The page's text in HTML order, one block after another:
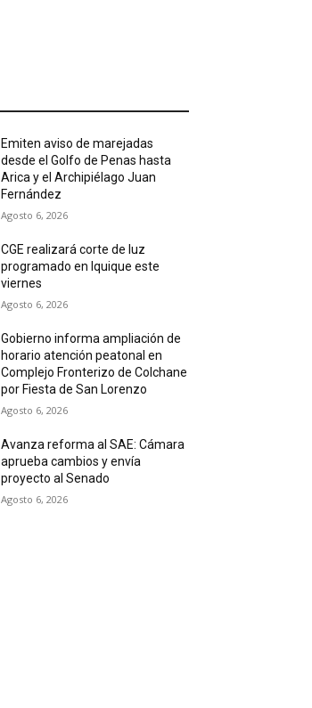
Emiten aviso de marejadas
desde el Golfo de Penas hasta
Arica y el Archipiélago Juan
Fernández
Agosto 6, 2026
CGE realizará corte de luz
programado en Iquique este
viernes
Agosto 6, 2026
Gobierno informa ampliación de
horario atención peatonal en
Complejo Fronterizo de Colchane
por Fiesta de San Lorenzo
Agosto 6, 2026
Avanza reforma al SAE: Cámara
aprueba cambios y envía
proyecto al Senado
Agosto 6, 2026